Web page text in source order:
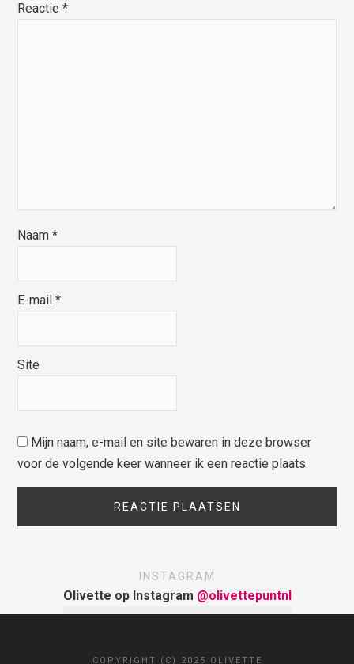
Reactie*
Naam*
E-mail*
Site
Mijn naam, e-mail en site bewaren in deze browser
voor de volgende keer wanneer ik een reactie plaats.
INSTAGRAM
Olivette op Instagram @olivettepuntnl
COPYRIGHT (C) 2025 OLIVETTE